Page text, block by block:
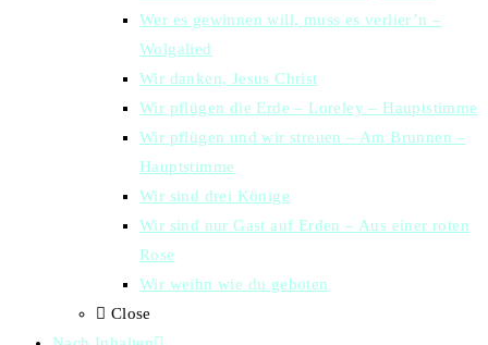
Wer es gewinnen will, muss es verlier’n –
Wolgalied
Wir danken, Jesus Christ
Wir pflügen die Erde – Loreley – Hauptstimme
Wir pflügen und wir streuen – Am Brunnen –
Hauptstimme
Wir sind drei Könige
Wir sind nur Gast auf Erden – Aus einer roten
Rose
Wir weihn wie du geboten
Close